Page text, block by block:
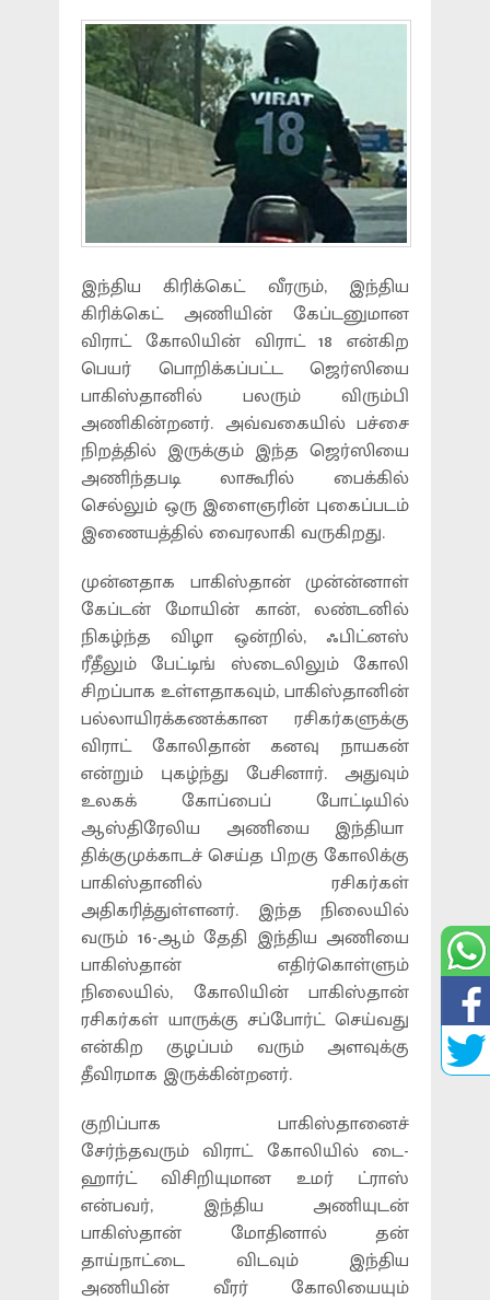
இந்திய கிரிக்கெட் வீரரும், இந்திய
கிரிக்கெட் அணியின் கேப்டனுமான
விராட் கோலியின் விராட் 18 என்கிற
பெயர் பொறிக்கப்பட்ட ஜெர்ஸியை
பாகிஸ்தானில் பலரும் விரும்பி
அணிகின்றனர். அவ்வகையில் பச்சை
நிறத்தில் இருக்கும் இந்த ஜெர்ஸியை
அணிந்தபடி லாகூரில் பைக்கில்
செல்லும் ஒரு இளைஞரின் புகைப்படம்
இணையத்தில் வைரலாகி வருகிறது.
முன்னதாக பாகிஸ்தான் முன்ன்னாள்
கேப்டன் மோயின் கான், லண்டனில்
நிகழ்ந்த விழா ஒன்றில், ஃபிட்னஸ்
ரீதீலும் பேட்டிங் ஸ்டைலிலும் கோலி
சிறப்பாக உள்ளதாகவும், பாகிஸ்தானின்
பல்லாயிரக்கணக்கான ரசிகர்களுக்கு
விராட் கோலிதான் கனவு நாயகன்
என்றும் புகழ்ந்து பேசினார். அதுவும்
உலகக் கோப்பைப் போட்டியில்
ஆஸ்திரேலிய அணியை இந்தியா
திக்குமுக்காடச் செய்த பிறகு கோலிக்கு
பாகிஸ்தானில் ரசிகர்கள்
அதிகரித்துள்ளனர். இந்த நிலையில்
வரும் 16-ஆம் தேதி இந்திய அணியை
பாகிஸ்தான் எதிர்கொள்ளும்
நிலையில், கோலியின் பாகிஸ்தான்
ரசிகர்கள் யாருக்கு சப்போர்ட் செய்வது
என்கிற குழப்பம் வரும் அளவுக்கு
தீவிரமாக இருக்கின்றனர்.
குறிப்பாக பாகிஸ்தானைச்
சேர்ந்தவரும் விராட் கோலியில் டை-
ஹார்ட் விசிறியுமான உமர் ட்ராஸ்
என்பவர், இந்திய அணியுடன்
பாகிஸ்தான் மோதினால் தன்
தாய்நாட்டை விடவும் இந்திய
அணியின் வீரர் கோலியையும்